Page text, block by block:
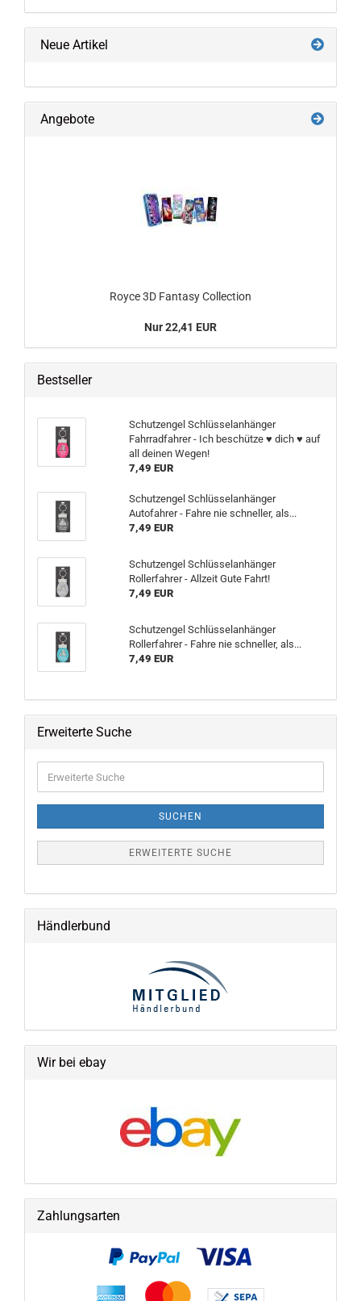
Neue Artikel
Angebote
Royce 3D Fantasy Collection
Nur 22,41 EUR
Bestseller
Schutzengel Schlüsselanhänger
Fahrradfahrer - Ich beschütze ♥ dich ♥ auf
all deinen Wegen!
7,49 EUR
Schutzengel Schlüsselanhänger
Autofahrer - Fahre nie schneller, als...
7,49 EUR
Schutzengel Schlüsselanhänger
Rollerfahrer - Allzeit Gute Fahrt!
7,49 EUR
Schutzengel Schlüsselanhänger
Rollerfahrer - Fahre nie schneller, als...
7,49 EUR
Erweiterte Suche
Suche
SUCHEN
ERWEITERTE SUCHE
Händlerbund
Wir bei ebay
Zahlungsarten